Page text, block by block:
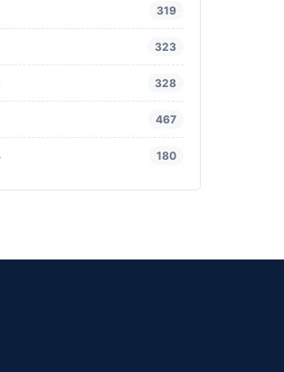
319
323
328
467
180